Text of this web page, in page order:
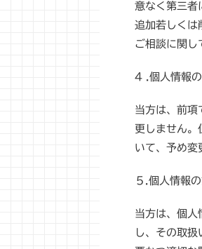
意なく第三者
追加若しくは
ご相談に関し
4 .個人情報
当方は、前項
更しません。
いて、予め変
５.個人情報
当方は、個人
し、その取